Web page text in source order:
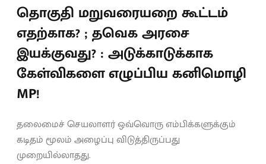
தொகுதி மறுவரையறை கூட்டம்
எதற்காக? ; தவெக அரசை
இயக்குவது? : அடுக்காடுக்காக
கேள்விகளை எழுப்பிய கனிமொழி
MP!
தலைமைச் செயலாளர் ஒவ்வொரு எம்பிக்களுக்கும்
கடிதம் மூலம் அழைப்பு விடுத்திருப்பது
முறையில்லாதது.